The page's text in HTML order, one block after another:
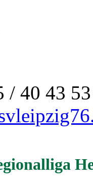
/ 40 43 53